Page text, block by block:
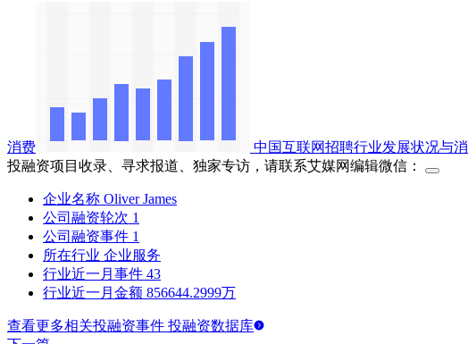
消费 中国互联网招聘行业发展状况与
投融资项目收录、寻求报道、独家专访，请联系艾媒网编辑微信：
企业名称 Oliver James
公司融资轮次 1
公司融资事件 1
所在行业 企业服务
行业近一月事件 43
行业近一月金额 856644.2999万
查看更多相关投融资事件 投融资数据库